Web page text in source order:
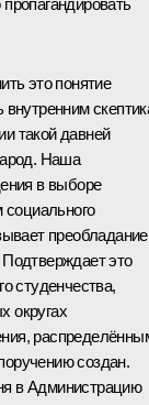
это понятие
внутренним
такой давней
Наша
в выборе
социального
преобладание
это
студенчества,
округах
создан.
в Администрацию